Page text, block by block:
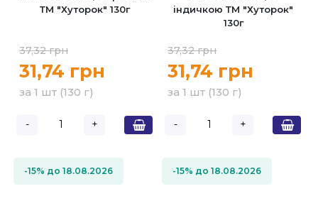
ТМ "Хуторок" 130г
37,32 грн
31,74 грн
за 1 шт (130 г)
- +
індичкою ТМ "Хуторок"
130г
37,32 грн
31,74 грн
за 1 шт (130 г)
- +
-15% до 18.08.2026 -15% до 18.08.2026